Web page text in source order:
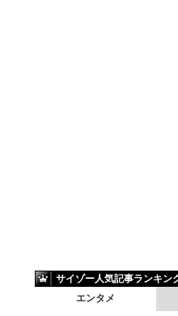
サイゾー人気記事ランキン
エンタメ